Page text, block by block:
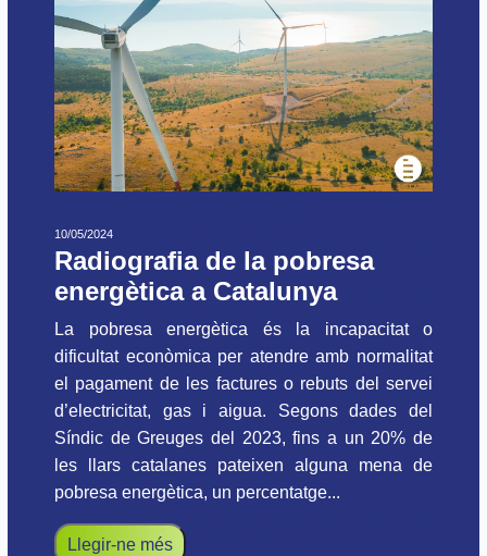
10/05/2024
Radiografia de la pobresa
energètica a Catalunya
La pobresa energètica és la incapacitat o
dificultat econòmica per atendre amb normalitat
el pagament de les factures o rebuts del servei
d’electricitat, gas i aigua. Segons dades del
Síndic de Greuges del 2023, fins a un 20% de
les llars catalanes pateixen alguna mena de
pobresa energètica, un percentatge...
Llegir-ne més